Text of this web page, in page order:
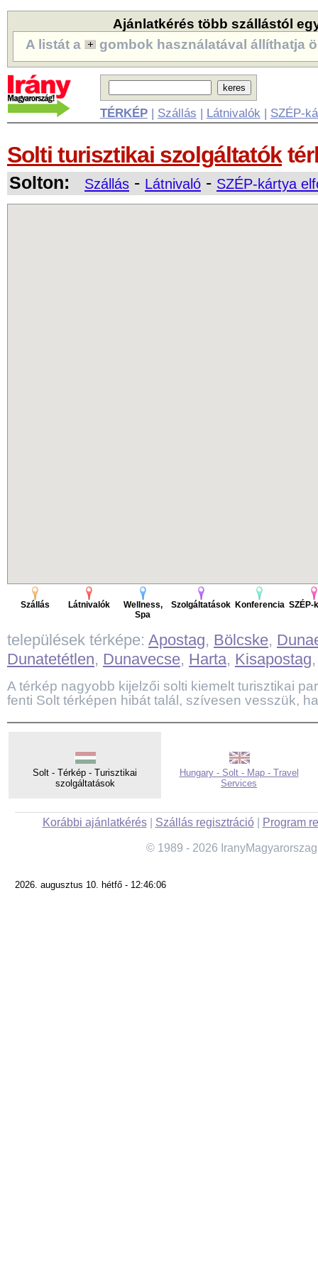
Ajánlatkérés több szállástól
A listát a
gombok használatával állíthatja
TÉRKÉP| Szállás | Látnivalók | SZÉP-
Solti turisztikai szolgáltatók
Solton: Szállás - Látnivaló - SZÉP-kártya
Szállás Látnivalók
Wellness,
Spa
Szolgáltatások Konferencia SZÉP-
települések térképe: Apostag, Bölcske,
Dunatetétlen, Dunavecse, Harta, Kisapostag
A térkép nagyobb kijelzői solti kiemelt turisztikai
fenti Solt térképen hibát talál, szívesen vesszük,
Solt - Térkép - Turisztikai
szolgáltatások
Hungary - Solt - Map - Travel
Services
Korábbi ajánlatkérés| Szállás regisztráció| Program
© 1989 - 2026
2026. augusztus 10. hétfő - 12:46:06